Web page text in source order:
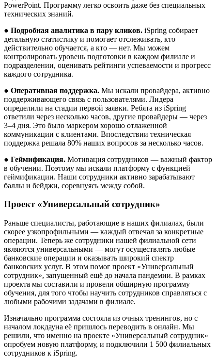
PowerPoint. Программу легко освоить даже без специальных
технических знаний.
● Подробная аналитика в пару кликов. iSpring собирает
детальную статистику и помогает отслеживать, кто
действительно обучается, а кто — нет. Мы можем
контролировать уровень подготовки в каждом филиале и
подразделении, оценивать рейтинги успеваемости и прогресс
каждого сотрудника.
● Оперативная поддержка. Мы искали провайдера, активно
поддерживающего связь с пользователями. Лидера
определили на стадии первой заявки. Ребята из iSpring
ответили через несколько часов, другие провайдеры — через
3–4 дня. Это было маркером хорошо отлаженной
коммуникации с клиентами. Впоследствии техническая
поддержка решала 80% наших вопросов за несколько часов.
● Геймификация. Мотивация сотрудников — важный фактор
в обучении. Поэтому мы искали платформу с функцией
геймификации. Наши сотрудники активно зарабатывают
баллы и бейджи, соревнуясь между собой.
Проект «Универсальный сотрудник»
Раньше специалисты, работающие в наших филиалах, были
скорее узкопрофильными — каждый отвечал за конкретные
операции. Теперь же сотрудники нашей филиальной сети
являются универсальными — могут осуществлять любые
банковские операции и оказывать широкий спектр
банковских услуг. В этом помог проект «Универсальный
сотрудник», запущенный ещё до начала пандемии. В рамках
проекта мы составили и провели обширную программу
обучения, для того чтобы научить сотрудников справляться с
любыми рабочими задачами в филиале.
Изначально программа состояла из очных тренингов, но с
началом локдауна её пришлось переводить в онлайн. Мы
решили, что именно на проекте «Универсальный сотрудник»
опробуем новую платформу, и подключили 1 500 филиальных
сотрудников к iSpring.